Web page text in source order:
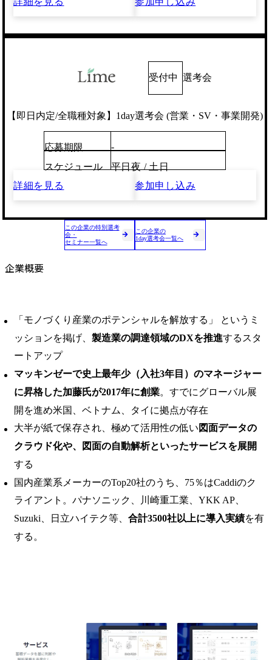
受付中 選考会
【即日内定/全職種対象】1day選考会 (営業・SV・事業開発)
応募期限
-
スケジュール
平日夜 / 土日
詳細を見る
参加申し込み
この企業の特別選考
会・
セミナー一覧へ
この企業の
1day選考会一覧へ
企業概要
「モノづくり産業のポテンシャルを解放する」 というミ
ッションを掲げ、 製造業の調達領域のDXを推進するスタ
ートアップ
マッキンゼーで史上最年少（入社3年目）のマネージャー
に昇格した加藤氏が2017年に創業。すでにグローバル展
開を進め米国、ベトナム、タイに拠点が存在
大半が紙で保存され、極めて活用性の低い 図面データの
クラウド化や、図面の自動解析といったサービスを展開
する
国内産業系メーカーのTop20社のうち、75％はCaddiのク
ライアント。パナソニック、川崎重工業、YKK AP、
Suzuki、日立ハイテク等、 合計3500社以上に導入実績を有
する。